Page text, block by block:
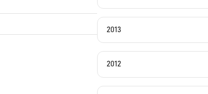
2013
2012